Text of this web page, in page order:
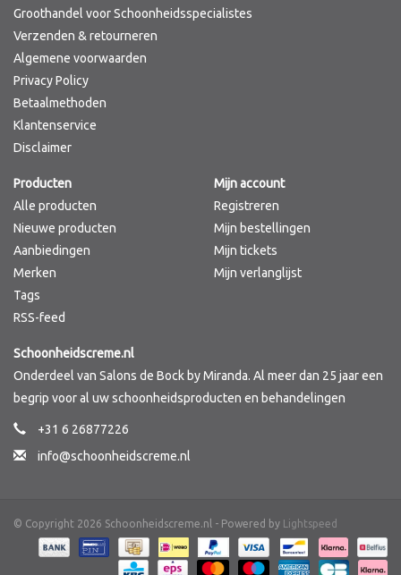
Groothandel voor Schoonheidsspecialistes
Verzenden & retourneren
Algemene voorwaarden
Privacy Policy
Betaalmethoden
Klantenservice
Disclaimer
Producten
Alle producten
Nieuwe producten
Aanbiedingen
Merken
Tags
RSS-feed
Mijn account
Registreren
Mijn bestellingen
Mijn tickets
Mijn verlanglijst
Schoonheidscreme.nl
Onderdeel van Salons de Bock by Miranda. Al meer dan 25 jaar een
begrip voor al uw schoonheidsproducten en behandelingen
+31 6 26877226
info@schoonheidscreme.nl
© Copyright 2026 Schoonheidscreme.nl - Powered by Lightspeed